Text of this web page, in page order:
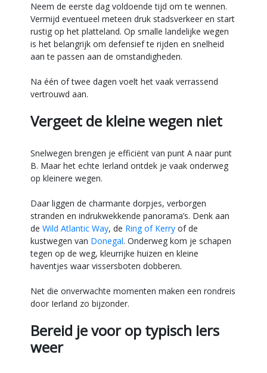
Neem de eerste dag voldoende tijd om te wennen.
Vermijd eventueel meteen druk stadsverkeer en start
rustig op het platteland. Op smalle landelijke wegen
is het belangrijk om defensief te rijden en snelheid
aan te passen aan de omstandigheden.
Na één of twee dagen voelt het vaak verrassend
vertrouwd aan.
Vergeet de kleine wegen niet
Snelwegen brengen je efficiënt van punt A naar punt
B. Maar het echte Ierland ontdek je vaak onderweg
op kleinere wegen.
Daar liggen de charmante dorpjes, verborgen
stranden en indrukwekkende panorama’s. Denk aan
de Wild Atlantic Way, de Ring of Kerry of de
kustwegen van Donegal. Onderweg kom je schapen
tegen op de weg, kleurrijke huizen en kleine
haventjes waar vissersboten dobberen.
Net die onverwachte momenten maken een rondreis
door Ierland zo bijzonder.
Bereid je voor op typisch Iers
weer